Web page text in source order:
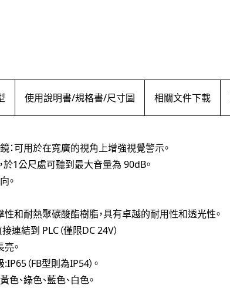
使用說明書/規格書/尺寸圖 相關文件下載
：可用於在寬廣的視角上增強視覺警示。
於1公尺處可聽到最大音量為 90dB。
。
性和耐熱聚碳酸酯樹脂，具有卓越的耐用性和透光性。
連結到 PLC（僅限DC 24V）
。
（FB型則為IP54）。
色、綠色、藍色、白色。